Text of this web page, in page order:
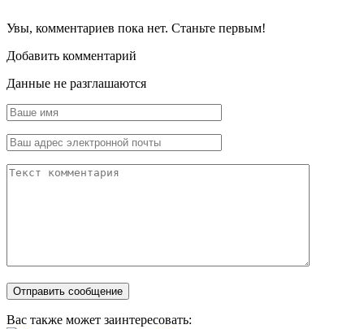
Увы, комментариев пока нет. Станьте первым!
Добавить комментарий
Данные не разглашаются
Вас также может заинтересовать: